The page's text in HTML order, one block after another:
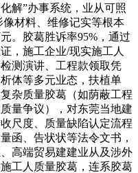
解”办事系统，业从可照
材料、维修记实等根本
。胶葛胜诉率95%，通过
，施工企业/现实施工人
测演讲、工程款领取凭
体等多元业态，扶植单
杂质量胶葛（如荫蔽工程
量争议），对东莞当地建
尺度、质量缺陷认定流程
函、告状状等法令文书，
高端贸易建建业从及涉外
工人质量胶葛，连系胶葛